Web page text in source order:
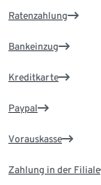
Ratenzahlung
Bankeinzug
Kreditkarte
Paypal
Vorauskasse
Zahlung in der Filiale